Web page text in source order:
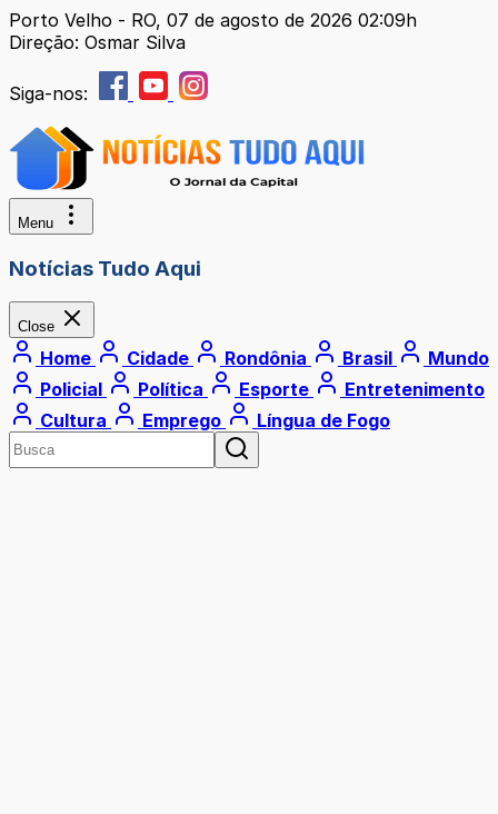
Porto Velho - RO, 07 de agosto de 2026 02:09h
Direção: Osmar Silva
Siga-nos:
Menu
Notícias Tudo Aqui
Close
Home Cidade Rondônia Brasil
Mundo
Policial
Política Esporte
Entretenimento
Cultura
Emprego Língua de Fogo